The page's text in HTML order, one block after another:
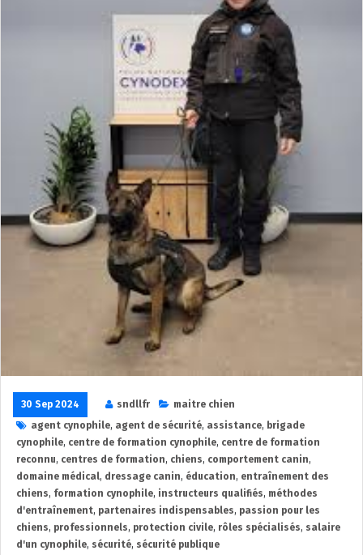
30 Sep 2024 sndllfr
maitre chien
agent cynophile, agent de sécurité, assistance, brigade
cynophile, centre de formation cynophile, centre de formation
reconnu, centres de formation, chiens, comportement canin,
domaine médical, dressage canin, éducation, entraînement des
chiens, formation cynophile, instructeurs qualifiés, méthodes
d'entraînement, partenaires indispensables, passion pour les
chiens, professionnels, protection civile, rôles spécialisés, salaire
d'un cynophile, sécurité, sécurité publique